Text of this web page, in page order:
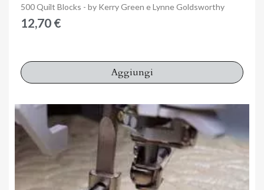
Anteprima
500 Quilt Blocks - by Kerry Green e Lynne Goldsworthy
12,70 €
Aggiungi